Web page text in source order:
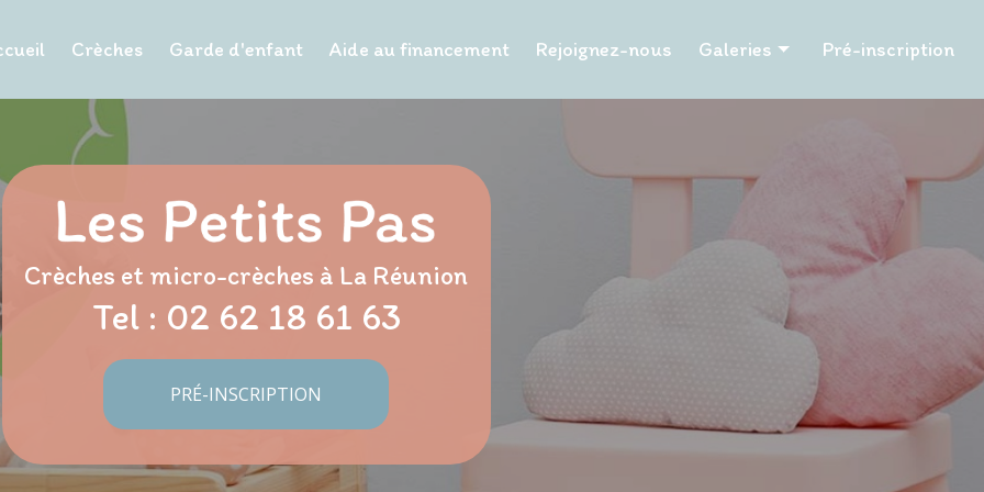
Crèches Garde d'enfant Aide au financement Rejoignez-nous Galeries
Les P'tits Papangues
Les P'tits Papillons
Les Petits Pinpins
Pré-inscription
Crèches et micro-crèches à La Réunion
Tel : 02 62 18 61 63
PRÉ-INSCRIPTION